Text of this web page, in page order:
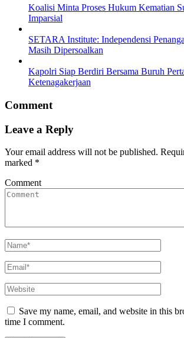
Koalisi Minta Proses Hukum Kematian
Imparsial
SETARA Institute: Independensi
Masih Dipersoalkan
Kapolri Siap Berdiri Bersama Buruh
Ketenagakerjaan
Comment
Leave a Reply
Your email address will not be published.
marked *
Comment
Save my name, email, and website in this
time I comment.